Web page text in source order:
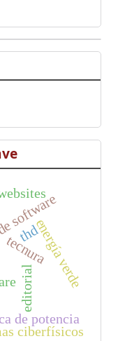
editorial
tecnura
thd
de potencia
energía verde
ciberfísicos